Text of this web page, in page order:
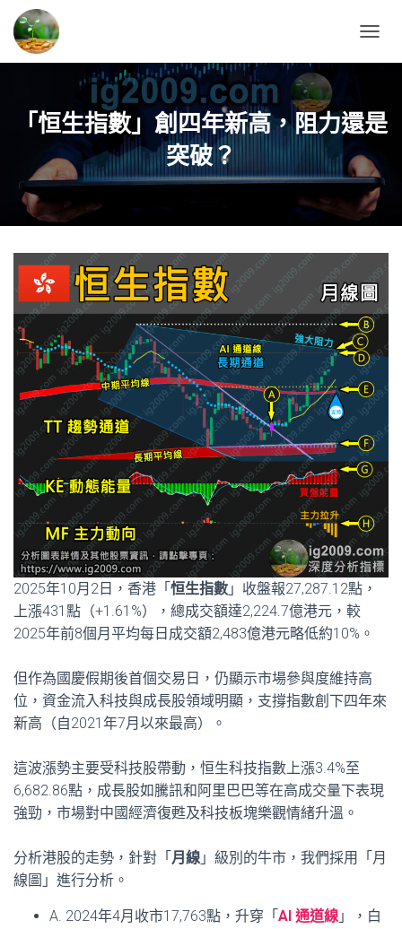
O
L
E
A
V
I
G
O
N
「恒生指數」創四年新高，阻力還是
突破？
2025年10月2日，香港「 恒生指數 」收盤報27,287.12點，
上漲431點（+1.61%），總成交額達2,224.7億港元，較
2025年前8個月平均每日成交額2,483億港元略低約10%。
但作為國慶假期後首個交易日，仍顯示市場參與度維持高
位，資金流入科技與成長股領域明顯，支撐指數創下四年來
新高（自2021年7月以來最高）。
這波漲勢主要受科技股帶動，恒生科技指數上漲3.4%至
6,682.86點，成長股如騰訊和阿里巴巴等在高成交量下表現
強勁，市場對中國經濟復甦及科技板塊樂觀情緒升溫。
分析港股的走勢，針對「 月線 」級別的牛市，我們採用「月
線圖」進行分析。
A. 2024年4月收市17,763點，升穿「 AI 通道線 」，白